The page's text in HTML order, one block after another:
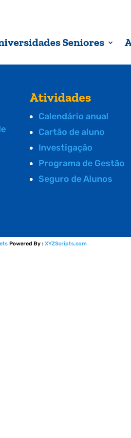
Seniores
Atividades
Calendário anual
Cartão de aluno
Investigação
Programa de Gestão
Seguro de Alunos
Powered By : XYZScripts.com